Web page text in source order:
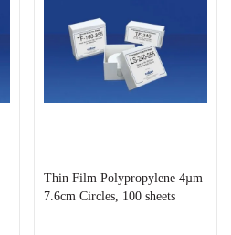
Thin Film Polypropylene 4µm
7.6cm Circles, 100 sheets